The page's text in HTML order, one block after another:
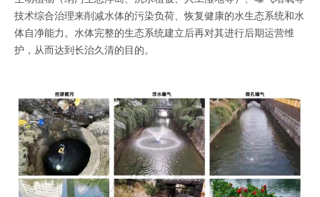
技术综合治理来削减水体的污染负荷、恢复健康的水生态系统和水
体自净能力。水体完整的生态系统建立后再对其进行后期运营维
护，从而达到长治久清的目的。